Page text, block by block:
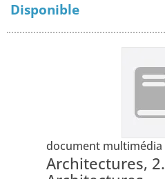
Disponible
document multimédia
Architectures, 2.